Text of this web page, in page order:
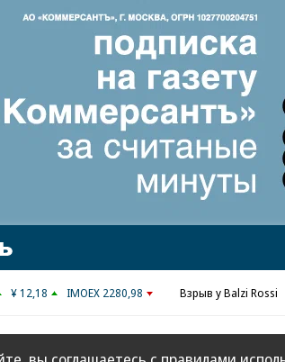
¥ 12,18 IMOEX 2280,98 Взрыв у Balzi Rossi